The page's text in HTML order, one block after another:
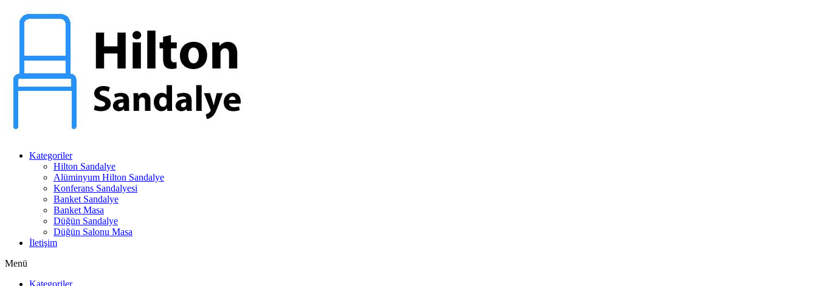
Kategoriler
Hilton Sandalye
Alüminyum Hilton Sandalye
Konferans Sandalyesi
Banket Sandalye
Banket Masa
Düğün Sandalye
Düğün Salonu Masa
İletişim
Menü
Kategoriler